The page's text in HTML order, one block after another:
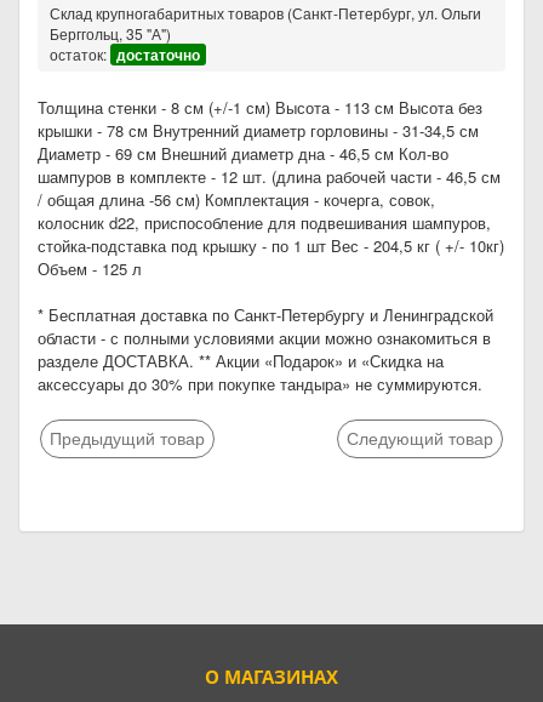
Склад крупногабаритных товаров (Санкт-Петербург, ул. Ольги
Берггольц, 35 "А")
остаток: достаточно
Толщина стенки - 8 см (+/-1 см) Высота - 113 см Высота без
крышки - 78 см Внутренний диаметр горловины - 31-34,5 см
Диаметр - 69 см Внешний диаметр дна - 46,5 см Кол-во
шампуров в комплекте - 12 шт. (длина рабочей части - 46,5 см
/ общая длина -56 см) Комплектация - кочерга, совок,
колосник d22, приспособление для подвешивания шампуров,
стойка-подставка под крышку - по 1 шт Вес - 204,5 кг ( +/- 10кг)
Объем - 125 л
* Бесплатная доставка по Санкт-Петербургу и Ленинградской
области - с полными условиями акции можно ознакомиться в
разделе ДОСТАВКА. ** Акции «Подарок» и «Скидка на
аксессуары до 30% при покупке тандыра» не суммируются.
Предыдущий товар Следующий товар
О МАГАЗИНАХ